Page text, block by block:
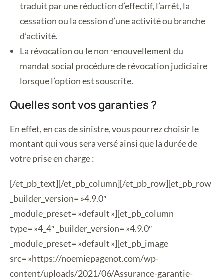
traduit par une réduction d’effectif, l’arrêt, la
cessation ou la cession d’une activité ou branche
d’activité.
La révocation ou le non renouvellement du
mandat social procédure de révocation judiciaire
lorsque l’option est souscrite.
Quelles sont vos garanties ?
En effet, en cas de sinistre, vous pourrez choisir le
montant qui vous sera versé ainsi que la durée de
votre prise en charge :
[/et_pb_text][/et_pb_column][/et_pb_row][et_pb_row
_builder_version= »4.9.0″
_module_preset= »default »][et_pb_column
type= »4_4″ _builder_version= »4.9.0″
_module_preset= »default »][et_pb_image
src= »https://noemiepagenot.com/wp-
content/uploads/2021/06/Assurance-garantie-